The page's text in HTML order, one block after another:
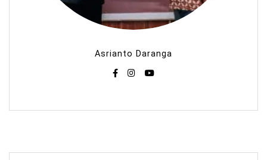
Asrianto Daranga